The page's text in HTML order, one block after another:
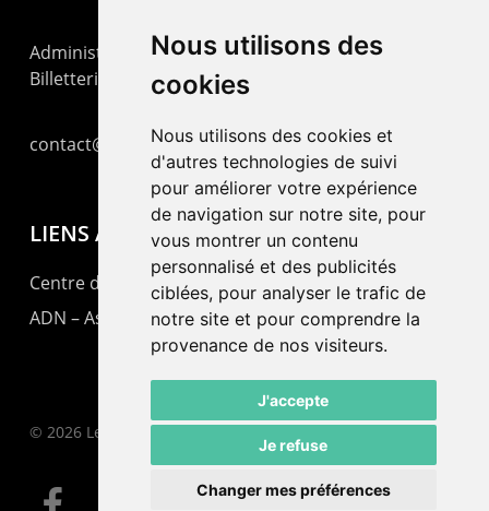
Nous utilisons des
cookies
Nous utilisons des cookies et
d'autres technologies de suivi
pour améliorer votre expérience
de navigation sur notre site, pour
vous montrer un contenu
personnalisé et des publicités
ciblées, pour analyser le trafic de
notre site et pour comprendre la
provenance de nos visiteurs.
J'accepte
Je refuse
Changer mes préférences
Administration : +41 32 725 03 03
Billetterie : +41 32 725 05 05
contact@lepommier.ch
LIENS AMIS
Centre de culture ABC
ADN – Association Danse Neuchâtel
© 2026 Le Pommier.
facebook email